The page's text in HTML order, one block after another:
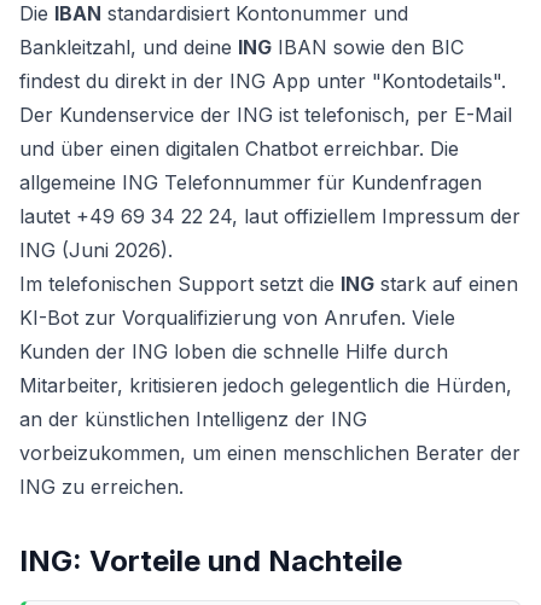
Die IBAN standardisiert Kontonummer und
Bankleitzahl, und deine ING IBAN sowie den BIC
findest du direkt in der ING App unter "Kontodetails".
Der Kundenservice der ING ist telefonisch, per E-Mail
und über einen digitalen Chatbot erreichbar. Die
allgemeine ING Telefonnummer für Kundenfragen
lautet +49 69 34 22 24, laut offiziellem Impressum der
ING (Juni 2026).
Im telefonischen Support setzt die ING stark auf einen
KI-Bot zur Vorqualifizierung von Anrufen. Viele
Kunden der ING loben die schnelle Hilfe durch
Mitarbeiter, kritisieren jedoch gelegentlich die Hürden,
an der künstlichen Intelligenz der ING
vorbeizukommen, um einen menschlichen Berater der
ING zu erreichen.
ING: Vorteile und Nachteile